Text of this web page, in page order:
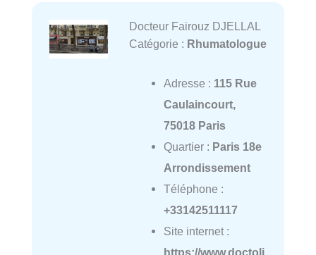
Docteur Fairouz DJELLAL
Catégorie : Rhumatologue
Adresse : 115 Rue
Caulaincourt,
75018 Paris
Quartier : Paris 18e
Arrondissement
Téléphone :
+33142511117
Site internet :
https://www.doctoli